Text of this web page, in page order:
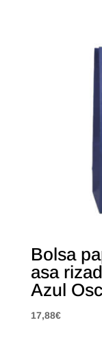
Bolsa
asa
Azul
17,88€